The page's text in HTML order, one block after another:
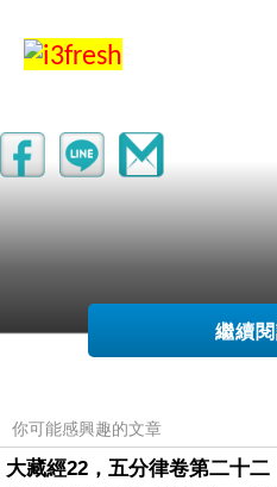
繼續
你可能感興趣的文章
大藏經22，五分律卷第二十二